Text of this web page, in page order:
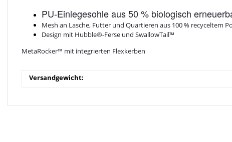
PU-Einlegesohle aus 50 % biologisch
Mesh an Lasche, Futter und Quartieren aus 100 % recyceltem
Design mit Hubble®-Ferse und SwallowTail™
MetaRocker™ mit integrierten Flexkerben
Versandgewicht: